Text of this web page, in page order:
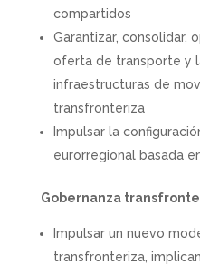
compartidos
Garantizar, consolidar,
oferta de transporte y
infraestructuras de
transfronteriza
Impulsar la
eurorregional basada
Gobernanza
Impulsar un nuevo
transfronteriza,